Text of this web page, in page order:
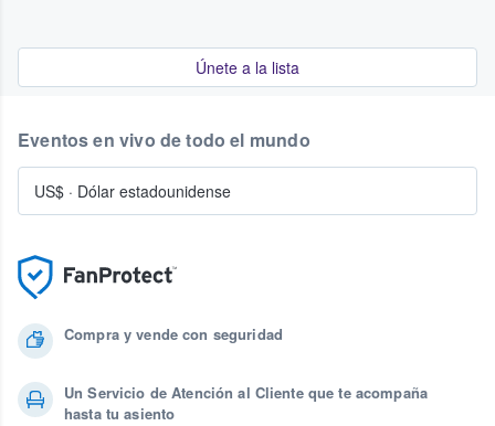
Únete a la lista
Compra y vende con seguridad
Un Servicio de Atención al Cliente que te acompaña
hasta tu asiento
Eventos en vivo de todo el mundo
US$ · Dólar estadounidense